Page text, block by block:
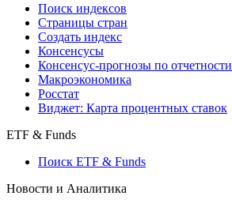
Поиск индексов
Страницы стран
Создать индекс
Консенсусы
Консенсус-прогнозы по отчетности
Макроэкономика
Росстат
Виджет: Карта процентных ставок
ETF & Funds
Поиск ETF & Funds
Новости и Аналитика